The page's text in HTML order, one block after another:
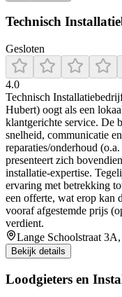
Technisch
Gesloten
4.0
Technisch
Hubert) oogt als een
klantgerichte service. De
snelheid, communicatie
reparaties/onderhoud
presenteert zich
installatie-expertise.
ervaring met betrekking
een offerte, wat erop kan
vooraf afgestemde prijs
verdient.
Lange Schoolstraat
Bekijk details
Loodgieters en